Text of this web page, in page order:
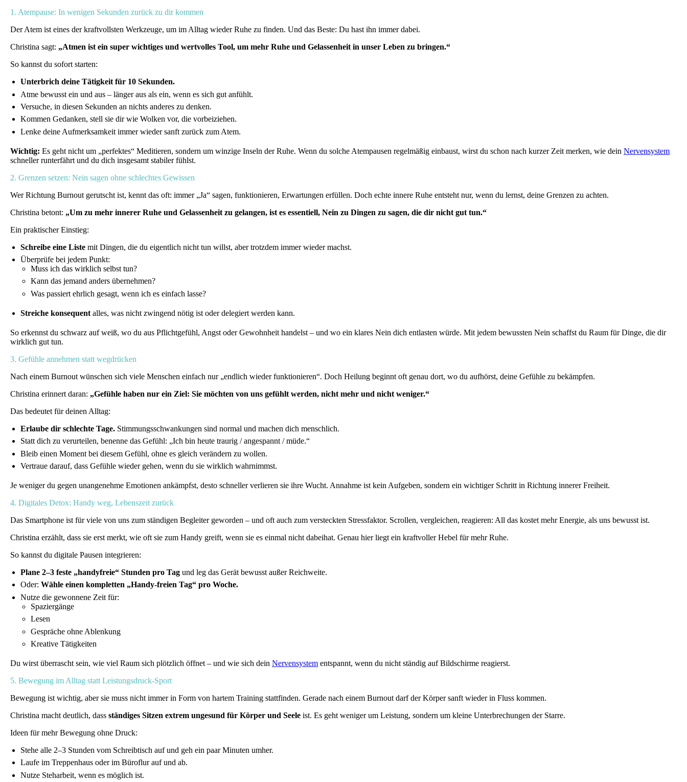
1. Atempause: In wenigen Sekunden zurück zu dir kommen
Der Atem ist eines der kraftvollsten Werkzeuge, um im Alltag wieder Ruhe zu finden. Und das Beste: Du hast ihn immer dabei.
Christina sagt: „Atmen ist ein super wichtiges und wertvolles Tool, um mehr Ruhe und Gelassenheit in unser Leben zu bringen.“
So kannst du sofort starten:
Unterbrich deine Tätigkeit für 10 Sekunden.
Atme bewusst ein und aus – länger aus als ein, wenn es sich gut anfühlt.
Versuche, in diesen Sekunden an nichts anderes zu denken.
Kommen Gedanken, stell sie dir wie Wolken vor, die vorbeiziehen.
Lenke deine Aufmerksamkeit immer wieder sanft zurück zum Atem.
Wichtig: Es geht nicht um „perfektes“ Meditieren, sondern um winzige Inseln der Ruhe. Wenn du solche Atempausen regelmäßig einbaust, wirst du schon nach kurzer Zeit merken, wie dein Nervensystem
schneller runterfährt und du dich insgesamt stabiler fühlst.
2. Grenzen setzen: Nein sagen ohne schlechtes Gewissen
Wer Richtung Burnout gerutscht ist, kennt das oft: immer „Ja“ sagen, funktionieren, Erwartungen erfüllen. Doch echte innere Ruhe entsteht nur, wenn du lernst, deine Grenzen zu achten.
Christina betont: „Um zu mehr innerer Ruhe und Gelassenheit zu gelangen, ist es essentiell, Nein zu Dingen zu sagen, die dir nicht gut tun.“
Ein praktischer Einstieg:
Schreibe eine Liste mit Dingen, die du eigentlich nicht tun willst, aber trotzdem immer wieder machst.
Überprüfe bei jedem Punkt:
Muss ich das wirklich selbst tun?
Kann das jemand anders übernehmen?
Was passiert ehrlich gesagt, wenn ich es einfach lasse?
Streiche konsequent alles, was nicht zwingend nötig ist oder delegiert werden kann.
So erkennst du schwarz auf weiß, wo du aus Pflichtgefühl, Angst oder Gewohnheit handelst – und wo ein klares Nein dich entlasten würde. Mit jedem bewussten Nein schaffst du Raum für Dinge, die dir
wirklich gut tun.
3. Gefühle annehmen statt wegdrücken
Nach einem Burnout wünschen sich viele Menschen einfach nur „endlich wieder funktionieren“. Doch Heilung beginnt oft genau dort, wo du aufhörst, deine Gefühle zu bekämpfen.
Christina erinnert daran: „Gefühle haben nur ein Ziel: Sie möchten von uns gefühlt werden, nicht mehr und nicht weniger.“
Das bedeutet für deinen Alltag:
Erlaube dir schlechte Tage. Stimmungsschwankungen sind normal und machen dich menschlich.
Statt dich zu verurteilen, benenne das Gefühl: „Ich bin heute traurig / angespannt / müde.“
Bleib einen Moment bei diesem Gefühl, ohne es gleich verändern zu wollen.
Vertraue darauf, dass Gefühle wieder gehen, wenn du sie wirklich wahrnimmst.
Je weniger du gegen unangenehme Emotionen ankämpfst, desto schneller verlieren sie ihre Wucht. Annahme ist kein Aufgeben, sondern ein wichtiger Schritt in Richtung innerer Freiheit.
4. Digitales Detox: Handy weg, Lebenszeit zurück
Das Smartphone ist für viele von uns zum ständigen Begleiter geworden – und oft auch zum versteckten Stressfaktor. Scrollen, vergleichen, reagieren: All das kostet mehr Energie, als uns bewusst ist.
Christina erzählt, dass sie erst merkt, wie oft sie zum Handy greift, wenn sie es einmal nicht dabeihat. Genau hier liegt ein kraftvoller Hebel für mehr Ruhe.
So kannst du digitale Pausen integrieren:
Plane 2–3 feste „handyfreie“ Stunden pro Tag und leg das Gerät bewusst außer Reichweite.
Oder: Wähle einen kompletten „Handy-freien Tag“ pro Woche.
Nutze die gewonnene Zeit für:
Spaziergänge
Lesen
Gespräche ohne Ablenkung
Kreative Tätigkeiten
Du wirst überrascht sein, wie viel Raum sich plötzlich öffnet – und wie sich dein Nervensystem entspannt, wenn du nicht ständig auf Bildschirme reagierst.
5. Bewegung im Alltag statt Leistungsdruck-Sport
Bewegung ist wichtig, aber sie muss nicht immer in Form von hartem Training stattfinden. Gerade nach einem Burnout darf der Körper sanft wieder in Fluss kommen.
Christina macht deutlich, dass ständiges Sitzen extrem ungesund für Körper und Seele ist. Es geht weniger um Leistung, sondern um kleine Unterbrechungen der Starre.
Ideen für mehr Bewegung ohne Druck:
Stehe alle 2–3 Stunden vom Schreibtisch auf und geh ein paar Minuten umher.
Laufe im Treppenhaus oder im Büroflur auf und ab.
Nutze Steharbeit, wenn es möglich ist.